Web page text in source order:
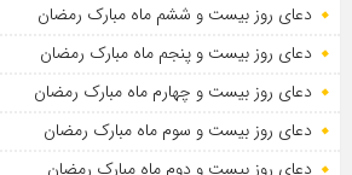
دعای روز بیست و ششم ماه مبارک رمضان
دعای روز بیست و پنجم ماه مبارک رمضان
دعای روز بیست و چهارم ماه مبارک رمضان
دعای روز بیست و سوم ماه مبارک رمضان
دعای روز بیست و دوم ماه مبارک رمضان